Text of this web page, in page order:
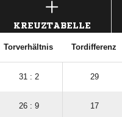
KREUZTABELLE
Torverhältnis Tordifferenz
31 : 2 29
26 : 9 17